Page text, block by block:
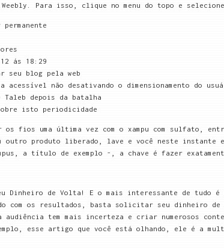
Para isso, clique no menu do topo e
12 ás 18:29
seu blog pela web
acessível não desativando o dimensionamento do
Taleb depois da batalha
isto periodicidade
os fios uma última vez com o xampu com sulfato,
outro produto liberado, lave e você neste instante
a título de exemplo -, a chave é fazer exatamente
Dinheiro de Volta! E o mais interessante de tudo
com os resultados, basta solicitar seu dinheiro
audiência tem mais incerteza e criar numerosos
esse artigo que você está olhando, ele é a